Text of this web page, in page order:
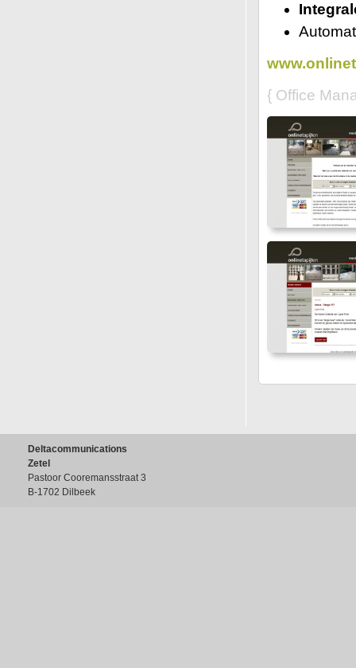
{ Office
Deltacommunications
Zetel
Pastoor Cooremansstraat 3
B-1702 Dilbeek